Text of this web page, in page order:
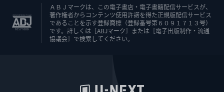
ＡＢＪマークは、この電子書店・電子書籍配信サービスが、
著作権者からコンテンツ使用許諾を得た正規版配信サービス
であることを示す登録商標（登録番号第６０９１７１３号）
です。詳しくは［ABJマーク］または［電子出版制作・流通
協議会］で検索してください。